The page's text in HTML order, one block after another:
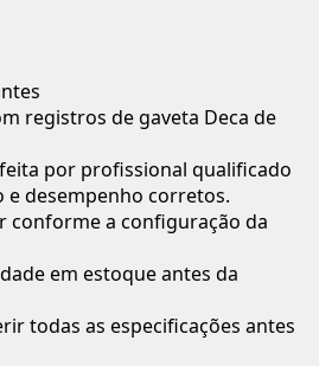
registros de gaveta Deca de
por profissional qualificado
e desempenho corretos.
conforme a configuração da
em estoque antes da
todas as especificações antes